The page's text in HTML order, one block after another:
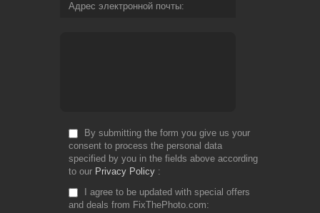
Адрес электронной почты
By submitting the form you give us your
consent to process the personal data
specified by you in the fields above according
to our Privacy Policy
I agree to be updated with special offers
and deals from FixThePhoto.com